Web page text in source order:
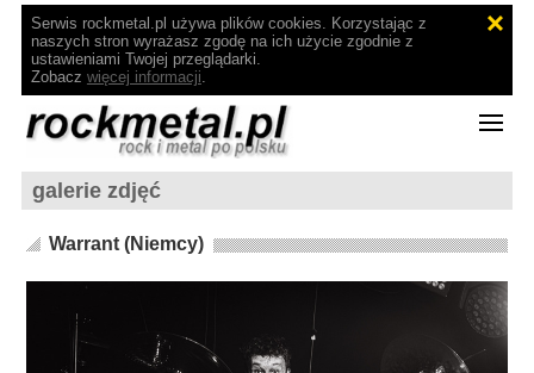
Serwis rockmetal.pl używa plików cookies. Korzystając z
naszych stron wyrażasz zgodę na ich użycie zgodnie z
ustawieniami Twojej przeglądarki.
Zobacz więcej informacji.
galerie zdjęć
Warrant (Niemcy)